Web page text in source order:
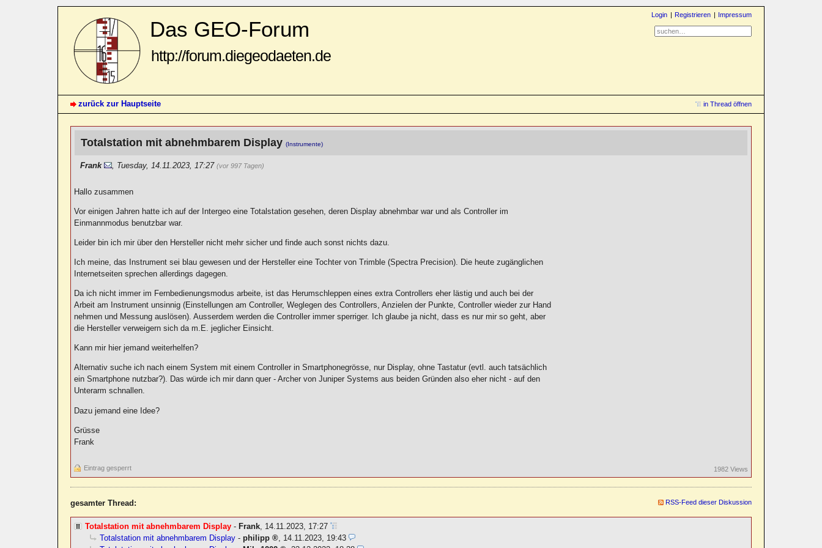
Das GEO-Forum
http://forum.diegeodaeten.de
Login Registrieren Impressum
zurück zur Hauptseite in Thread öffnen
Totalstation mit abnehmbarem Display(Instrumente)
Frank Tuesday, 14.11.2023, 17:27(vor 997 Tagen)
Hallo zusammen
Vor einigen Jahren hatte ich auf der Intergeo eine Totalstation gesehen, deren Display abnehmbar war und als Controller im
Einmannmodus benutzbar war.
Leider bin ich mir über den Hersteller nicht mehr sicher und finde auch sonst nichts dazu.
Ich meine, das Instrument sei blau gewesen und der Hersteller eine Tochter von Trimble (Spectra Precision). Die heute zugänglichen
Internetseiten sprechen allerdings dagegen.
Da ich nicht immer im Fernbedienungsmodus arbeite, ist das Herumschleppen eines extra Controllers eher lästig und auch bei der
Arbeit am Instrument unsinnig (Einstellungen am Controller, Weglegen des Controllers, Anzielen der Punkte, Controller wieder zur Hand
nehmen und Messung auslösen). Ausserdem werden die Controller immer sperriger. Ich glaube ja nicht, dass es nur mir so geht, aber
die Hersteller verweigern sich da m.E. jeglicher Einsicht.
Kann mir hier jemand weiterhelfen?
Alternativ suche ich nach einem System mit einem Controller in Smartphonegrösse, nur Display, ohne Tastatur (evtl. auch tatsächlich
ein Smartphone nutzbar?). Das würde ich mir dann quer - Archer von Juniper Systems aus beiden Gründen also eher nicht - auf den
Unterarm schnallen.
Dazu jemand eine Idee?
Grüsse
Frank
Eintrag gesperrt 1982 Views
gesamter Thread: RSS-Feed dieser Diskussion
Totalstation mit abnehmbarem Display - Frank 14.11.2023, 17:27
Totalstation mit abnehmbarem Display -philipp
14.11.2023, 19:43